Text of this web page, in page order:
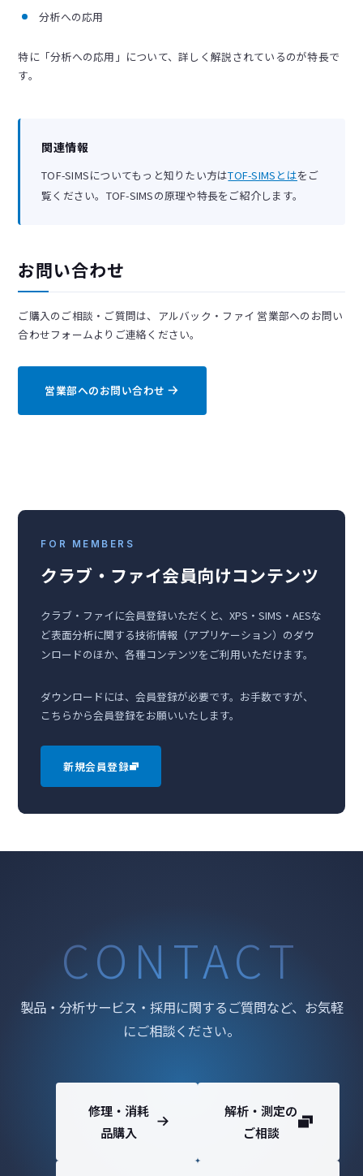
分析への応用
特に「分析への応用」について、詳しく解説されているのが特長で
す。
関連情報
TOF-SIMSについてもっと知りたい方はTOF-SIMSとはをご
覧ください。TOF-SIMSの原理や特長をご紹介します。
お問い合わせ
ご購入のご相談・ご質問は、アルバック・ファイ 営業部へのお問い
合わせフォームよりご連絡ください。
営業部へのお問い合わせ
FOR MEMBERS
クラブ・ファイ会員向けコンテンツ
クラブ・ファイに会員登録いただくと、XPS・SIMS・AESな
ど表面分析に関する技術情報（アプリケーション）のダウ
ンロードのほか、各種コンテンツをご利用いただけます。
ダウンロードには、会員登録が必要です。お手数ですが、
こちらから会員登録をお願いいたします。
新規会員登録
CONTACT
製品・分析サービス・採用に関するご質問など、お気軽
にご相談ください。
修理・消耗
品購入
解析・測定の
ご相談